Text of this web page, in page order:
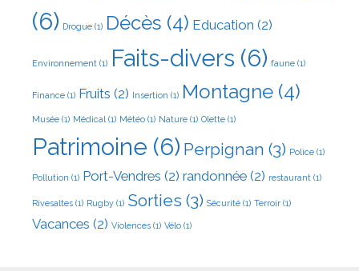
(6) Drogue (1) Décès (4) Education (2)
Environnement (1) Faits-divers (6) faune (1)
Finance (1) Fruits (2) Insertion (1) Montagne (4)
Musée (1) Médical (1) Météo (1) Nature (1) Olette (1)
Patrimoine (6) Perpignan (3) Police (1)
Pollution (1) Port-Vendres (2) randonnée (2) restaurant (1)
Rivesaltes (1) Rugby (1) Sorties (3) Sécurité (1) Terroir (1)
Vacances (2) Violences (1) Vélo (1)